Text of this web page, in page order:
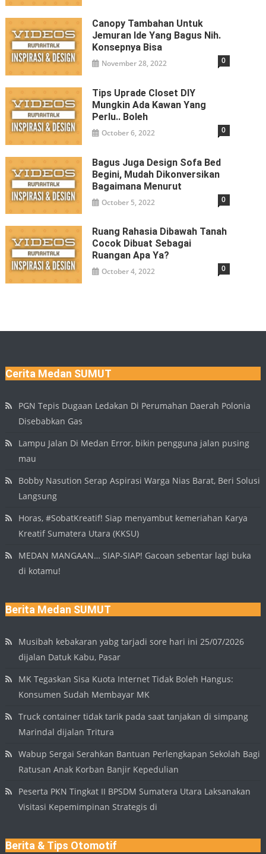
Canopy Tambahan Untuk
Jemuran Ide Yang Bagus Nih.
Konsepnya Bisa
November 28, 2022 0
Tips Uprade Closet DIY
Mungkin Ada Kawan Yang
Perlu.. Boleh
October 6, 2022 0
Bagus Juga Design Sofa Bed
Begini, Mudah Dikonversikan
Bagaimana Menurut
October 5, 2022 0
Ruang Rahasia Dibawah Tanah
Cocok Dibuat Sebagai
Ruangan Apa Ya?
October 4, 2022 0
Cerita Medan SUMUT
PGN Tepis Dugaan Ledakan Di Perumahan Daerah Polonia
Disebabkan Gas
Lampu Jalan Di Medan Error, bikin pengguna jalan pusing
mau
Bobby Nasution Serap Aspirasi Warga Nias Barat, Beri Solusi
Langsung
Horas, #SobatKreatif! Siap menyambut kemeriahan Karya
Kreatif Sumatera Utara (KKSU)
MEDAN MANGAAN… SIAP-SIAP! Gacoan sebentar lagi buka
di kotamu!
Berita Medan SUMUT
Musibah kebakaran yabg tarjadi sore hari ini 25/07/2026
dijalan Datuk Kabu, Pasar
MK Tegaskan Sisa Kuota Internet Tidak Boleh Hangus:
Konsumen Sudah Membayar MK
Truck container tidak tarik pada saat tanjakan di simpang
Marindal dijalan Tritura
Wabup Sergai Serahkan Bantuan Perlengkapan Sekolah Bagi
Ratusan Anak Korban Banjir Kepedulian
Peserta PKN Tingkat II BPSDM Sumatera Utara Laksanakan
Visitasi Kepemimpinan Strategis di
Berita & Tips Otomotif